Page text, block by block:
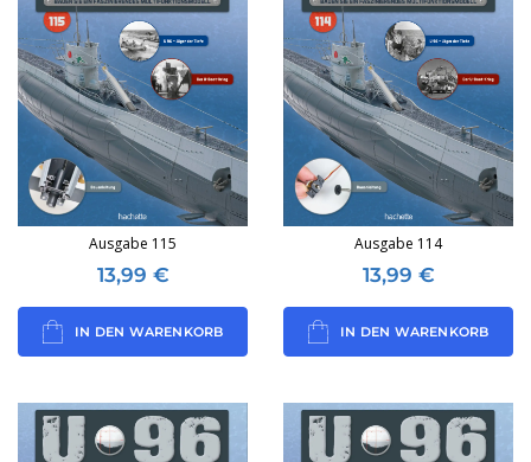
Ausgabe 115
13,99 €
IN DEN WARENKORB
Ausgabe 114
13,99 €
IN DEN WARENKORB